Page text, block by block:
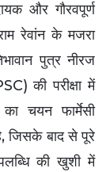
और गौरवपूर्ण
रेवांन के मजरा
पुत्र नीरज
की परीक्षा में
चयन फार्मेसी
जिसके बाद से पूरे
की खुशी में